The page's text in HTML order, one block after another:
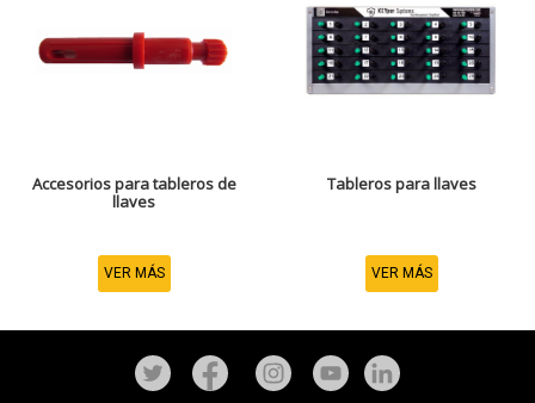
Accesorios para tableros de
llaves
VER MÁS
Tableros para llaves
VER MÁS